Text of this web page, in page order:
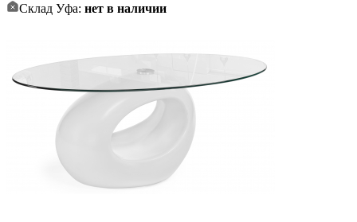
Склад Уфа: нет в наличии